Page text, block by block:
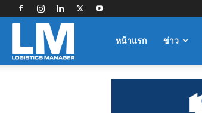
Logisticsหน้าแรก ข่าว